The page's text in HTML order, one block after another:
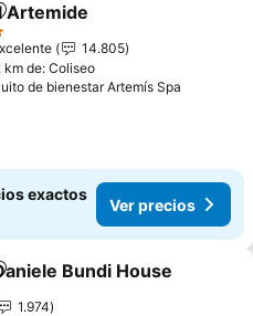
a favoritos
Artemide
14.805
km de: Coliseo
de bienestar Artemís Spa
exactos
Ver precios
a favoritos
Bundi House
1.974